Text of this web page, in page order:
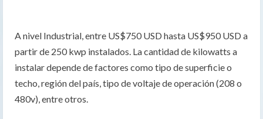
A nivel Industrial, entre US$750 USD hasta US$950 USD a
partir de 250 kwp instalados. La cantidad de kilowatts a
instalar depende de factores como tipo de superficie o
techo, región del país, tipo de voltaje de operación (208 o
480v), entre otros.